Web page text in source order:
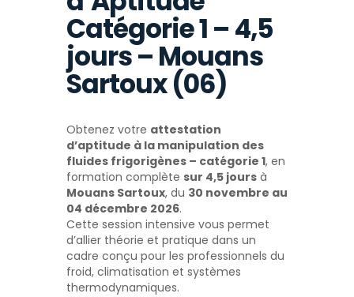
Catégorie 1 – 4,5
jours – Mouans
Sartoux (06)
Obtenez votre attestation
d’aptitude à la manipulation des
fluides frigorigènes – catégorie 1, en
formation complète sur 4,5 jours à
Mouans Sartoux, du 30 novembre au
04 décembre 2026.
Cette session intensive vous permet
d’allier théorie et pratique dans un
cadre conçu pour les professionnels du
froid, climatisation et systèmes
thermodynamiques.